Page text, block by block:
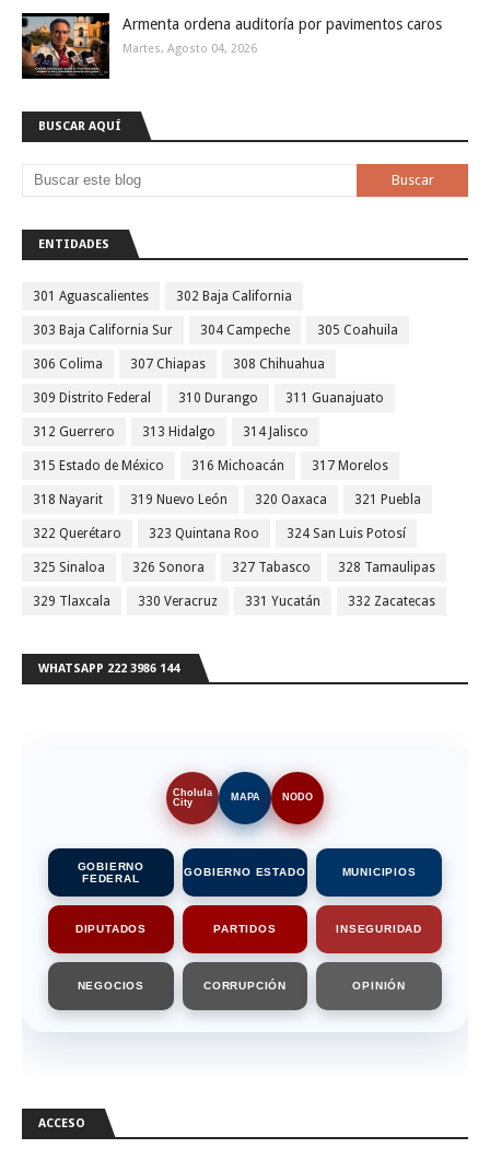
Armenta ordena auditoría por pavimentos caros
Martes, Agosto 04, 2026
BUSCAR AQUÍ
ENTIDADES
301 Aguascalientes 302 Baja California
303 Baja California Sur 304 Campeche 305 Coahuila
306 Colima 307 Chiapas 308 Chihuahua
309 Distrito Federal 310 Durango 311 Guanajuato
312 Guerrero 313 Hidalgo 314 Jalisco
315 Estado de México 316 Michoacán 317 Morelos
318 Nayarit 319 Nuevo León 320 Oaxaca 321 Puebla
322 Querétaro 323 Quintana Roo 324 San Luis Potosí
325 Sinaloa 326 Sonora 327 Tabasco 328 Tamaulipas
329 Tlaxcala 330 Veracruz 331 Yucatán 332 Zacatecas
WHATSAPP 222 3986 144
Cholula
City
MAPA NODO
GOBIERNO
FEDERAL
GOBIERNO ESTADO MUNICIPIOS
DIPUTADOS PARTIDOS INSEGURIDAD
NEGOCIOS CORRUPCIÓN OPINIÓN
ACCESO